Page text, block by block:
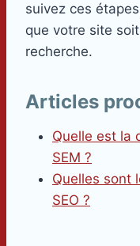
suivez ces
que votre site
recherche.
Articles
Quelle est la
SEM ?
Quelles sont
SEO ?